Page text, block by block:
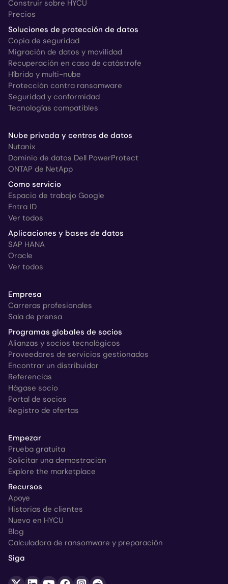
Construir sobre HYCU
Precios
Soluciones de protección de datos
Copia de seguridad
Migración de datos y movilidad
Recuperación en caso de catástrofe
Híbrido y multi-nube
Protección contra ransomware
Seguridad y conformidad
Tecnologías compatibles
Nube privada y centros de datos
Nutanix
Dominio de datos Dell PowerProtect
ONTAP de NetApp
Como servicio
Espacio de trabajo Google
Entra ID
Ver todos
Aplicaciones y bases de datos
SAP HANA
Oracle
Ver todos
Empresa
Carreras profesionales
Sala de prensa
Programas globales de socios
Alianzas y socios tecnológicos
Proveedores de servicios gestionados
Encontrar un distribuidor
Referencias
Hágase socio
Portal de socios
Registro de ofertas
Empezar
Prueba gratuita
Solicitar una demostración
Explore the marketplace
Recursos
Apoye
Historias de clientes
Nuevo en HYCU
Blog
Calculadora de ransomware y preparación
Siga